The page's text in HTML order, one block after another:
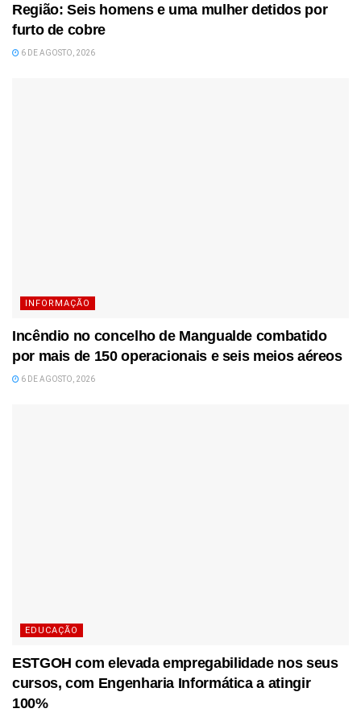
Região: Seis homens e uma mulher detidos por
furto de cobre
6 DE AGOSTO, 2026
INFORMAÇÃO
Incêndio no concelho de Mangualde combatido
por mais de 150 operacionais e seis meios aéreos
6 DE AGOSTO, 2026
EDUCAÇÃO
ESTGOH com elevada empregabilidade nos seus
cursos, com Engenharia Informática a atingir
100%